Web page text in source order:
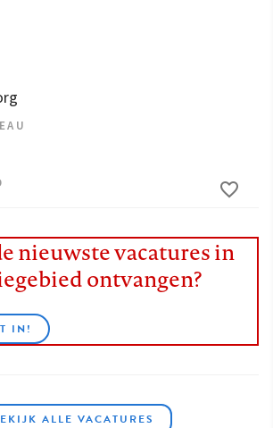
nieuwste vacatures in
ontvangen?
IN!
ALLE VACATURES